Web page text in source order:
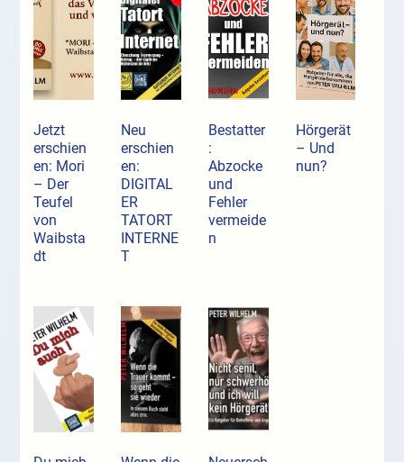
Jetzt
erschien
en: Mori
– Der
Teufel
von
Waibsta
dt
Neu
erschien
en:
DIGITAL
ER
TATORT
INTERNE
T
Bestatter
:
Abzocke
und
Fehler
vermeide
n
Hörgerät
– Und
nun?